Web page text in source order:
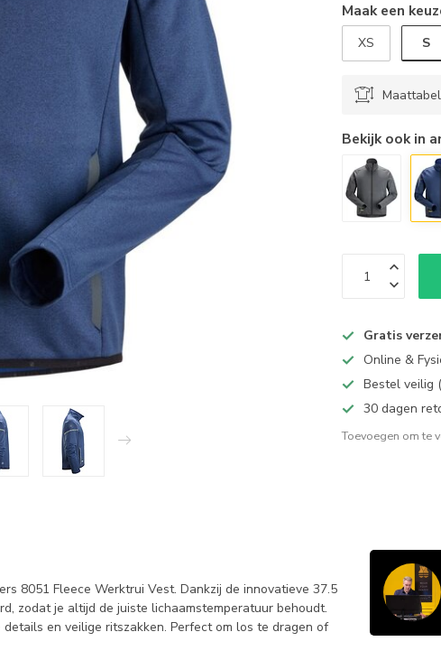
Maak een
XS S
Maattabel
Bekijk ook in
Gratis
Online &
Bestel veilig
30 dagen
Toevoegen om te
8051 Fleece Werktrui Vest. Dankzij de innovatieve 37.5
zodat je altijd de juiste lichaamstemperatuur behoudt.
en veilige ritszakken. Perfect om los te dragen of